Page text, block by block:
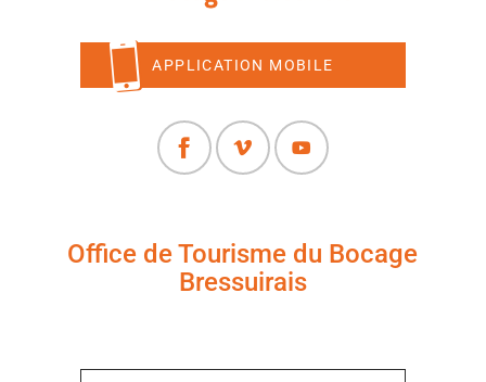
APPLICATION MOBILE
Office de Tourisme du Bocage
Bressuirais